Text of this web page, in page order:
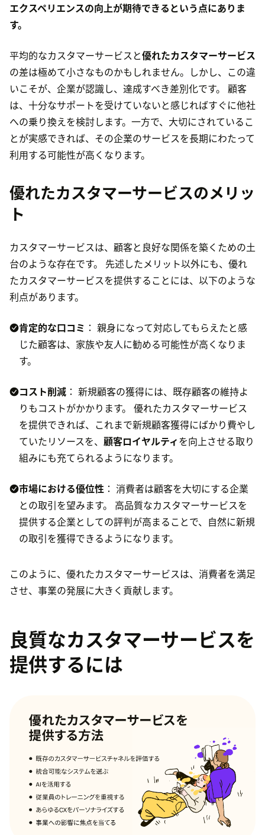
エクスペリエンスの向上が期待できるという点にありま
す。
平均的なカスタマーサービスと優れたカスタマーサービス
の差は極めて小さなものかもしれません。しかし、この違
いこそが、企業が認識し、達成すべき差別化です。 顧客
は、十分なサポートを受けていないと感じればすぐに他社
への乗り換えを検討します。一方で、大切にされているこ
とが実感できれば、その企業のサービスを長期にわたって
利用する可能性が高くなります。
優れたカスタマーサービスのメリッ
ト
カスタマーサービスは、顧客と良好な関係を築くための土
台のような存在です。 先述したメリット以外にも、優れ
たカスタマーサービスを提供することには、以下のような
利点があります。
肯定的な口コミ ： 親身になって対応してもらえたと感
じた顧客は、家族や友人に勧める可能性が高くなりま
す。
コスト削減 ： 新規顧客の獲得には、既存顧客の維持よ
りもコストがかかります。 優れたカスタマーサービス
を提供できれば、これまで新規顧客獲得にばかり費やし
ていたリソースを、 顧客ロイヤルティを向上させる取り
組みにも充てられるようになります。
市場における優位性 ： 消費者は顧客を大切にする企業
との取引を望みます。 高品質なカスタマーサービスを
提供する企業としての評判が高まることで、自然に新規
の取引を獲得できるようになります。
このように、優れたカスタマーサービスは、消費者を満足
させ、事業の発展に大きく貢献します。
良質なカスタマーサービスを
提供するには